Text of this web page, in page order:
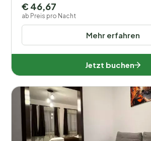
Mehr erfahren
€ 46,67
ab Preis pro Nacht
Jetzt buchen